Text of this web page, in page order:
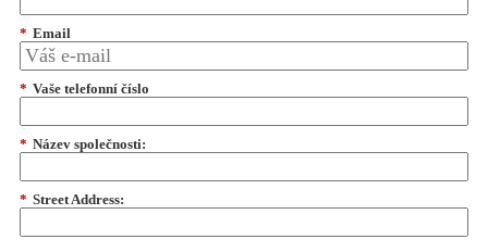
* Email
* Vaše telefonní číslo
* Název společnosti:
* Street Address: